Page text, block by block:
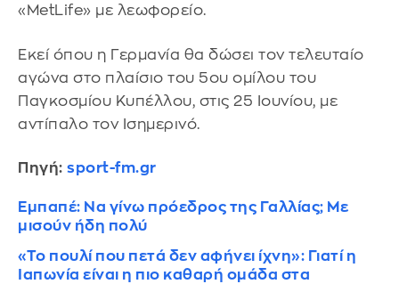
«MetLife» με λεωφορείο.
Εκεί όπου η Γερμανία θα δώσει τον τελευταίο
αγώνα στο πλαίσιο του 5ου ομίλου του
Παγκοσμίου Κυπέλλου, στις 25 Ιουνίου, με
αντίπαλο τον Ισημερινό.
Πηγή: sport-fm.gr
Εμπαπέ: Να γίνω πρόεδρος της Γαλλίας; Με
μισούν ήδη πολύ
«Το πουλί που πετά δεν αφήνει ίχνη»: Γιατί η
Ιαπωνία είναι η πιο καθαρή ομάδα στα